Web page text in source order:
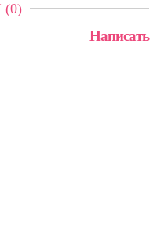
Написать